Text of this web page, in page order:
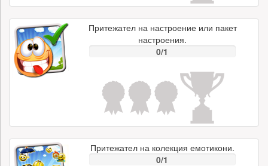
Притежател на настроение или пакет
настроения.
0/1
Притежател на колекция емотикони.
0/1